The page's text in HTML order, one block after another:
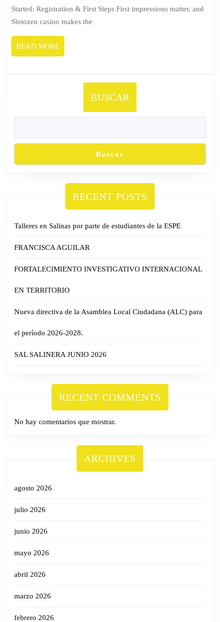
Started: Registration & First Steps First impressions matter, and
Slotozen casino makes the
READ MORE
BUSCAR
Buscar
RECENT POSTS
Talleres en Salinas por parte de estudiantes de la ESPE
FRANCISCA AGUILAR
FORTALECIMIENTO INVESTIGATIVO INTERNACIONAL
EN TERRITORIO
Nueva directiva de la Asamblea Local Ciudadana (ALC) para
el período 2026-2028.
SAL SALINERA JUNIO 2026
RECENT COMMENTS
No hay comentarios que mostrar.
ARCHIVES
agosto 2026
julio 2026
junio 2026
mayo 2026
abril 2026
marzo 2026
febrero 2026